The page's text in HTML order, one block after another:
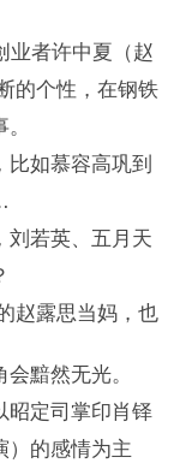
业者许中夏（赵
的个性，在钢铁
比如慕容高巩到
刘若英、五月天
赵露思当妈，也
黯然无光。
昭定司掌印肖铎
）的感情为主